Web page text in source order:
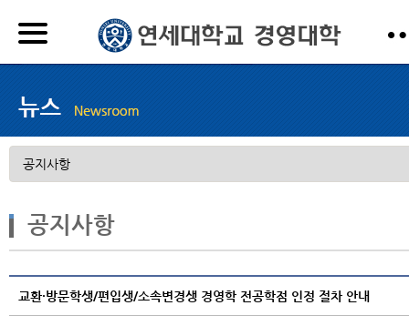
공지사항
교환·방문학생/편입생/소속변경생 경영학 전공학점 인정 절차 안내